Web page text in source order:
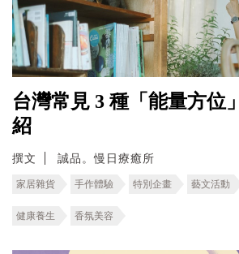
台灣常見 3 種「能量方位
紹
撰文 誠品。慢日療癒所
家居雜貨 手作體驗 特別企畫 藝文活動
健康養生 香氛美容